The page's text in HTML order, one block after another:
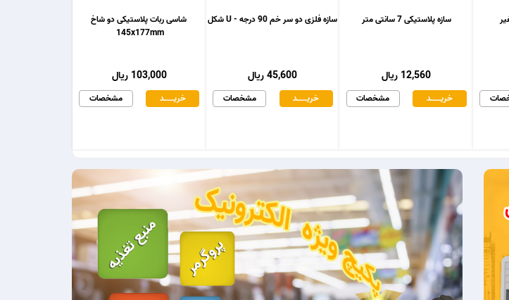
شاسی ربات پلاستیکی دو شاخ
145x177mm
103,000 ریال
مشخصات خریـــــــد
سازه فلزی دو سر خم 90 درجه - U شکل
45,600 ریال
مشخصات خریـــــــد
سازه پلاستیکی 7 سانتی متر
12,560 ریال
مشخصات خریـــــــد